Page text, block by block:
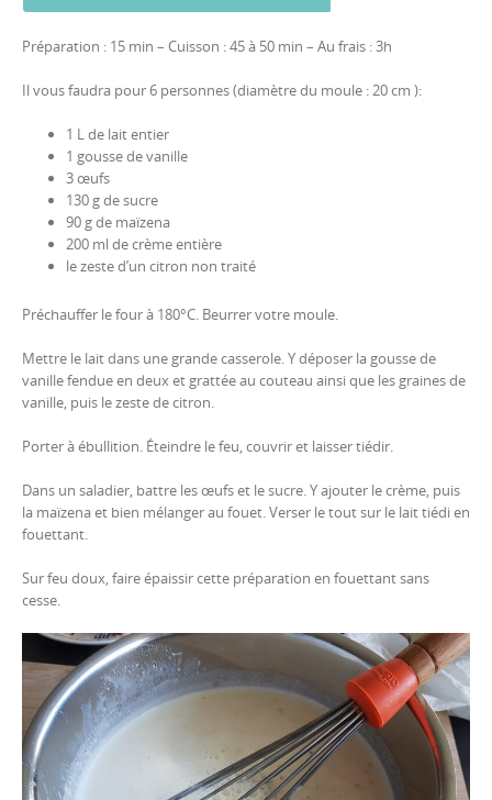
Préparation : 15 min – Cuisson : 45 à 50 min – Au frais : 3h
Il vous faudra pour 6 personnes (diamètre du moule : 20 cm ):
1 L de lait entier
1 gousse de vanille
3 œufs
130 g de sucre
90 g de maïzena
200 ml de crème entière
le zeste d’un citron non traité
Préchauffer le four à 180°C. Beurrer votre moule.
Mettre le lait dans une grande casserole. Y déposer la gousse de
vanille fendue en deux et grattée au couteau ainsi que les graines de
vanille, puis le zeste de citron.
Porter à ébullition. Éteindre le feu, couvrir et laisser tiédir.
Dans un saladier, battre les œufs et le sucre. Y ajouter le crème, puis
la maïzena et bien mélanger au fouet. Verser le tout sur le lait tiédi en
fouettant.
Sur feu doux, faire épaissir cette préparation en fouettant sans
cesse.